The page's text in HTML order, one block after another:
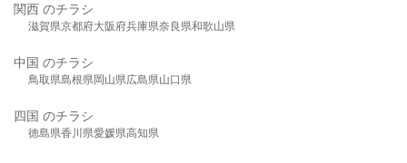
関西 のチラシ
滋賀県京都府大阪府兵庫県奈良県和歌山県
中国 のチラシ
鳥取県島根県岡山県広島県山口県
四国 のチラシ
徳島県香川県愛媛県高知県